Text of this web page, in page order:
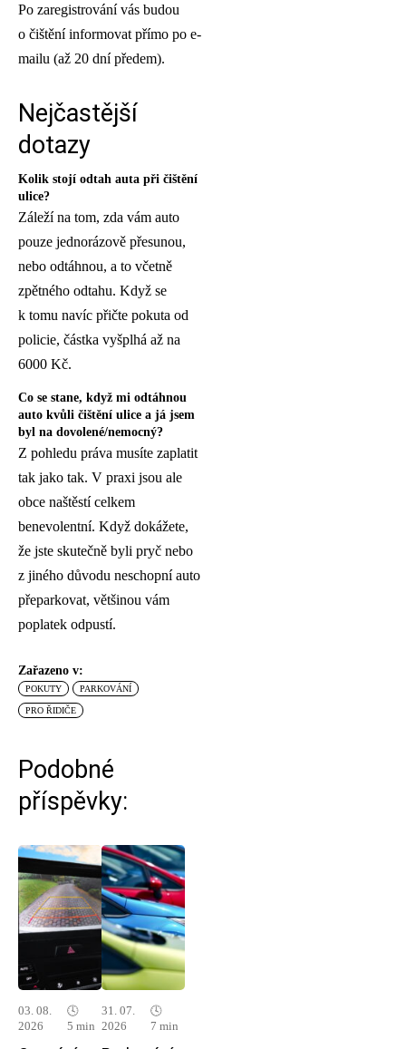
Po zaregistrování vás budou
o čištění informovat přímo po e-
mailu (až 20 dní předem).
Nejčastější
dotazy
Kolik stojí odtah auta při čištění
ulice?
Záleží na tom, zda vám auto
pouze jednorázově přesunou,
nebo odtáhnou, a to včetně
zpětného odtahu. Když se
k tomu navíc přičte pokuta od
policie, částka vyšplhá až na
6000 Kč.
Co se stane, když mi odtáhnou
auto kvůli čištění ulice a já jsem
byl na dovolené/nemocný?
Z pohledu práva musíte zaplatit
tak jako tak. V praxi jsou ale
obce naštěstí celkem
benevolentní. Když dokážete,
že jste skutečně byli pryč nebo
z jiného důvodu neschopní auto
přeparkovat, většinou vám
poplatek odpustí.
Zařazeno v:
POKUTY PARKOVÁNÍ
PRO ŘIDIČE
Podobné
příspěvky:
03. 08.
2026
🕓
5 min
31. 07.
2026
🕓
7 min